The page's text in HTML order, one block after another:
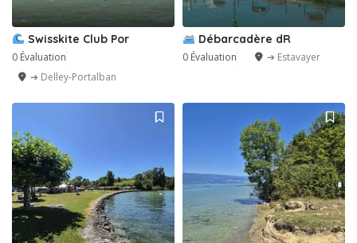
Swisskite Club Por
0 Évaluation
➔ Delley-Portalban
Débarcadère dR
0 Évaluation ➔ Estavayer